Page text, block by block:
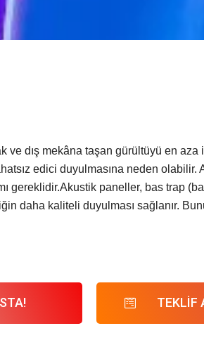
ve dış mekâna taşan gürültüyü en aza
edici duyulmasına neden olabilir.
gereklidir.Akustik paneller, bas trap
daha kaliteli duyulması sağlanır.
TEKLİF